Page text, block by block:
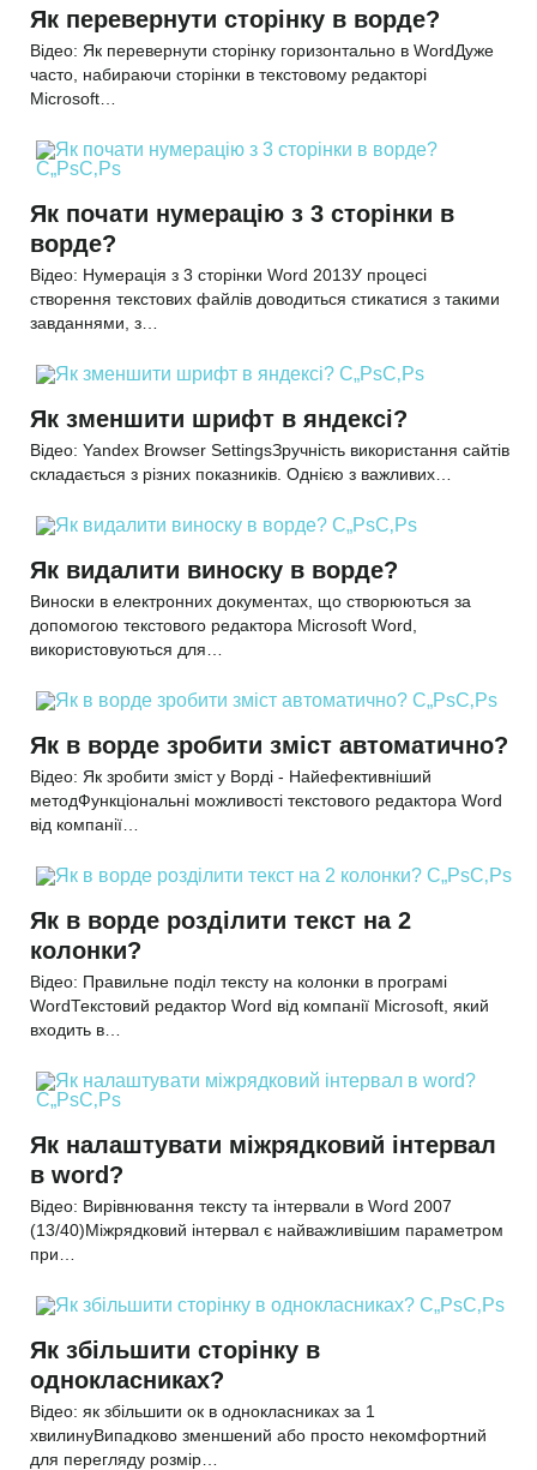
Як перевернути сторінку в ворде?
Відео: Як перевернути сторінку горизонтально в WordДуже
часто, набираючи сторінки в текстовому редакторі
Microsoft…
Як почати нумерацію з 3 сторінки в
ворде?
Відео: Нумерація з 3 сторінки Word 2013У процесі
створення текстових файлів доводиться стикатися з такими
завданнями, з…
Як зменшити шрифт в яндексі?
Відео: Yandex Browser SettingsЗручність використання сайтів
складається з різних показників. Однією з важливих…
Як видалити виноску в ворде?
Виноски в електронних документах, що створюються за
допомогою текстового редактора Microsoft Word,
використовуються для…
Як в ворде зробити зміст автоматично?
Відео: Як зробити зміст у Ворді - Найефективніший
методФункціональні можливості текстового редактора Word
від компанії…
Як в ворде розділити текст на 2
колонки?
Відео: Правильне поділ тексту на колонки в програмі
WordТекстовий редактор Word від компанії Microsoft, який
входить в…
Як налаштувати міжрядковий інтервал
в word?
Відео: Вирівнювання тексту та інтервали в Word 2007
(13/40)Міжрядковий інтервал є найважливішим параметром
при…
Як збільшити сторінку в
однокласниках?
Відео: як збільшити ок в однокласниках за 1
хвилинуВипадково зменшений або просто некомфортний
для перегляду розмір…